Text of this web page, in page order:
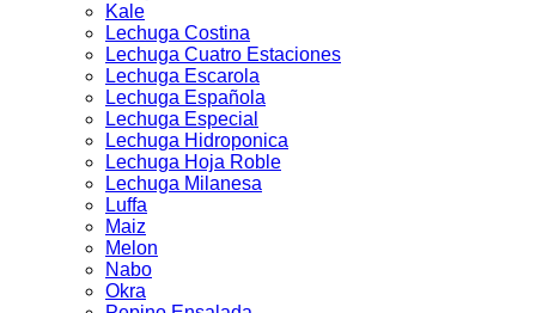
Kale
Lechuga Costina
Lechuga Cuatro Estaciones
Lechuga Escarola
Lechuga Española
Lechuga Especial
Lechuga Hidroponica
Lechuga Hoja Roble
Lechuga Milanesa
Luffa
Maiz
Melon
Nabo
Okra